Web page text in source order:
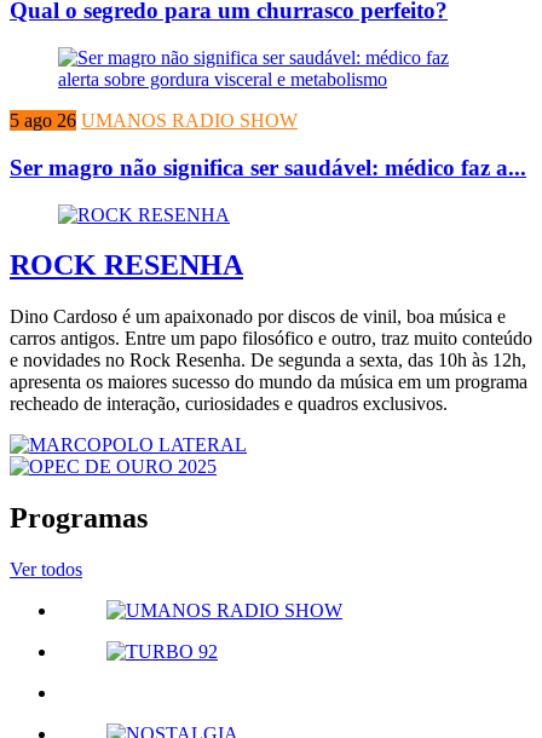
Qual o segredo para um churrasco perfeito?
5 ago 26 UMANOS RADIO SHOW
Ser magro não significa ser saudável: médico faz a...
ROCK RESENHA
Dino Cardoso é um apaixonado por discos de vinil, boa música e
carros antigos. Entre um papo filosófico e outro, traz muito conteúdo
e novidades no Rock Resenha. De segunda a sexta, das 10h às 12h,
apresenta os maiores sucesso do mundo da música em um programa
recheado de interação, curiosidades e quadros exclusivos.
Programas
Ver todos